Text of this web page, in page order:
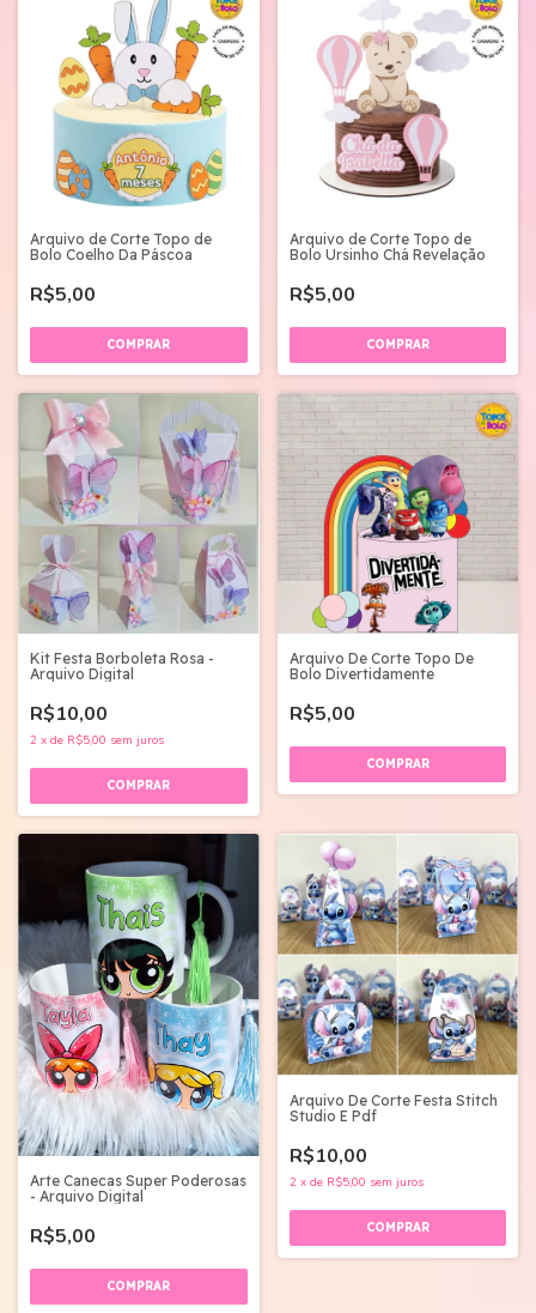
Arquivo de Corte Topo de
Bolo Coelho Da Páscoa
R$5,00
Arquivo de Corte Topo de
Bolo Ursinho Chá Revelação
R$5,00
Kit Festa Borboleta Rosa -
Arquivo Digital
R$10,00
2 x de R$5,00 sem juros
Arquivo De Corte Topo De
Bolo Divertidamente
R$5,00
Arte Canecas Super Poderosas
- Arquivo Digital
R$5,00
Arquivo De Corte Festa Stitch
Studio E Pdf
R$10,00
2 x de R$5,00 sem juros